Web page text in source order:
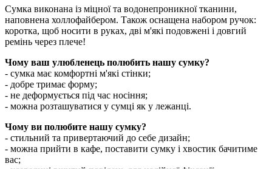
Сумка виконана із міцної та водонепроникної тканини,
наповнена холлофайбером. Також оснащена набором ручок:
коротка, щоб носити в руках, дві м'які подовжені і довгий
ремінь через плече!
Чому ваш улюбленець полюбить нашу сумку?
- сумка має комфортні м'які стінки;
- добре тримає форму;
- не деформується під час носіння;
- можна розташуватися у сумці як у лежанці.
Чому ви полюбите нашу сумку?
- стильний та привертаючий до себе дизайн;
- можна прийти в кафе, поставити сумку і хвостик бачитиме
вас;